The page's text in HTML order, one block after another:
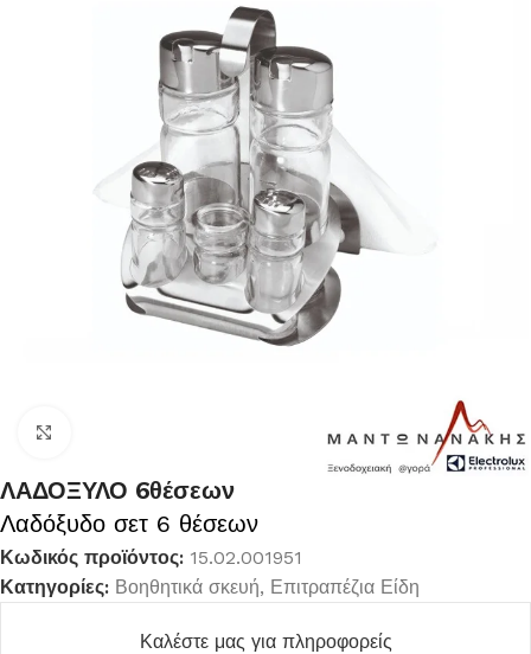
ΛΑΔΟΞΥΛΟ 6θέσεων
Λαδόξυδο σετ 6 θέσεων
Κωδικός προϊόντος: 15.02.001951
Κατηγορίες: Βοηθητικά σκευή, Επιτραπέζια Είδη
Καλέστε μας για πληροφορείς